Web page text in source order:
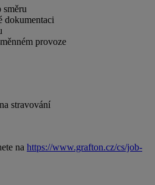
dokumentaci
provoze
stravování
na https://www.grafton.cz/cs/job-